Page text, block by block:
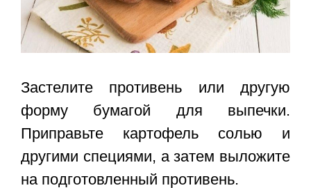
Застелите противень или другую
форму бумагой для выпечки.
Приправьте картофель солью и
другими специями, а затем выложите
на подготовленный противень.